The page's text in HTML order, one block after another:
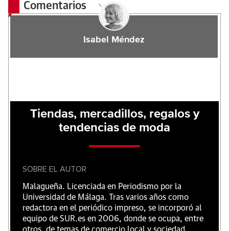
Comentarios
Isabel Méndez
Tiendas, mercadillos, regalos y
tendencias de moda
SOBRE EL AUTOR
Malagueña. Licenciada en Periodismo por la
Universidad de Málaga. Tras varios años como
redactora en el periódico impreso, se incorporó al
equipo de SUR.es en 2006, donde se ocupa, entre